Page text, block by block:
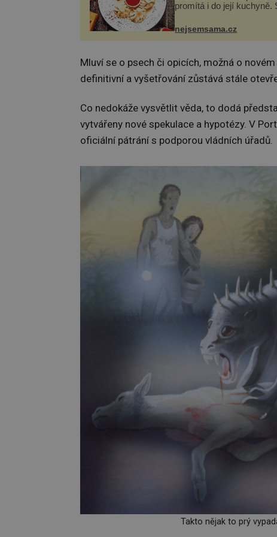
promítá i do její kuchyně.
a díky tomu vznikají
chuťově bohaté pokrmy,
rozhodně st...
nejsemsama.cz
Mluví se o psech či opicích, možná o
definitivní a vyšetřování zůstává stále
Co nedokáže vysvětlit věda, to dodá
vytvářeny nové spekulace a hypotézy. V
oficiální pátrání s podporou vládních úřadů.
Takto nějak to prý